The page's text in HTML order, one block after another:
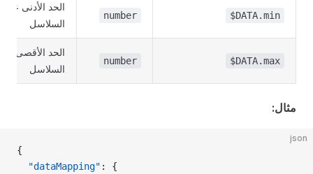
$DATA.min
number
الحد الأدنى
السلاسل
$DATA.max
number
الحد الأقصى
السلاسل
مثال:
json
{
  "dataMapping"
: {